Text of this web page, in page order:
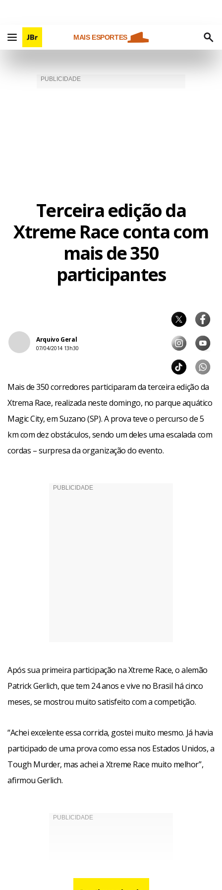
MAIS ESPORTES
Terceira edição da
Xtreme Race conta com
mais de 350
participantes
Arquivo Geral
07/04/2014 13h30
Mais de 350 corredores participaram da terceira edição da
Xtrema Race, realizada neste domingo, no parque aquático
Magic City, em Suzano (SP). A prova teve o percurso de 5
km com dez obstáculos, sendo um deles uma escalada com
cordas – surpresa da organização do evento.
Após sua primeira participação na Xtreme Race, o alemão
Patrick Gerlich, que tem 24 anos e vive no Brasil há cinco
meses, se mostrou muito satisfeito com a competição.
“Achei excelente essa corrida, gostei muito mesmo. Já havia
participado de uma prova como essa nos Estados Unidos, a
Tough Murder, mas achei a Xtreme Race muito melhor”,
afirmou Gerlich.